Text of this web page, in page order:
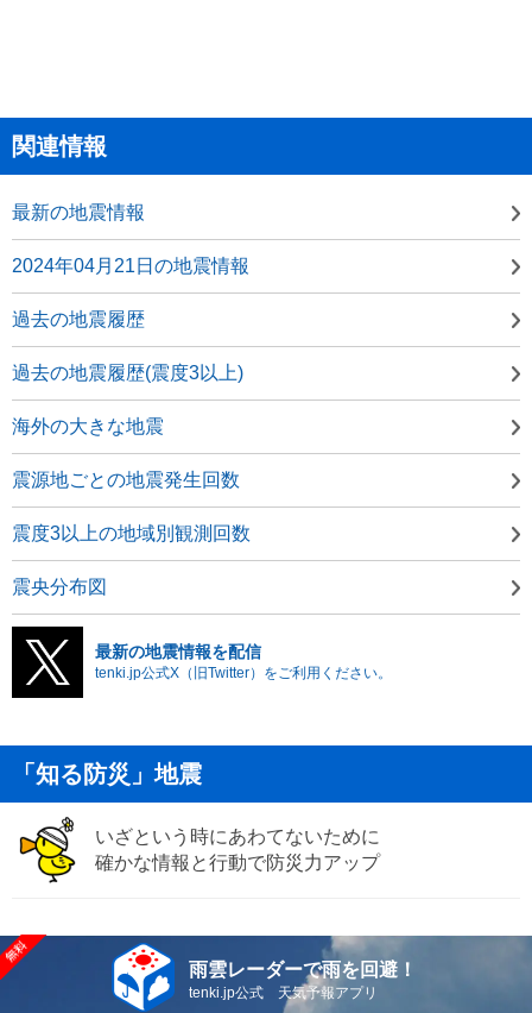
関連情報
最新の地震情報
2024年04月21日の地震情報
過去の地震履歴
過去の地震履歴(震度3以上)
海外の大きな地震
震源地ごとの地震発生回数
震度3以上の地域別観測回数
震央分布図
最新の地震情報を配信
tenki.jp公式X（旧Twitter）をご利用ください。
「知る防災」地震
いざという時にあわてないために
確かな情報と行動で防災力アップ
雨雲レーダーで雨を回避！
tenki.jp公式 天気予報アプリ